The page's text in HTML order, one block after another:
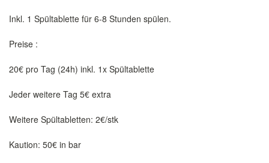
Inkl. 1 Spültablette für 6-8 Stunden spülen.
Preise :
20€ pro Tag (24h) inkl. 1x Spültablette
Jeder weitere Tag 5€ extra
Weitere Spültabletten: 2€/stk
Kaution: 50€ in bar